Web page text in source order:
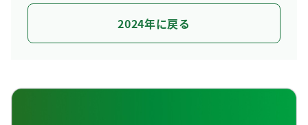
2024年に戻る